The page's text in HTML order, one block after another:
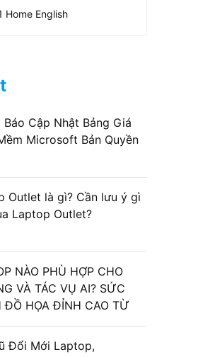
Home English
Báo Cập Nhật Bảng Giá
Microsoft Bản Quyền
Outlet là gì? Cần lưu ý gì
Laptop Outlet?
NÀO PHÙ HỢP CHO
VÀ TÁC VỤ AI? SỨC
ĐỒ HỌA ĐỈNH CAO TỪ
ASUS GAMING
Đổi Mới Laptop,